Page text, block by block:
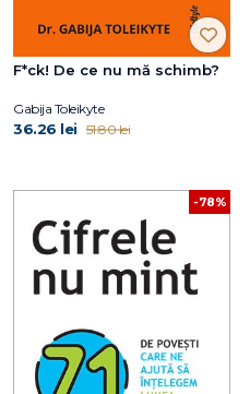
F*ck! De ce nu mă schimb?
Gabija Toleikyte
36.26 lei 51.80 lei
-78%